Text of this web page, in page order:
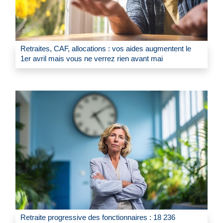
Retraites, CAF, allocations : vos aides augmentent le
1er avril mais vous ne verrez rien avant mai
Retraite progressive des fonctionnaires : 18 236